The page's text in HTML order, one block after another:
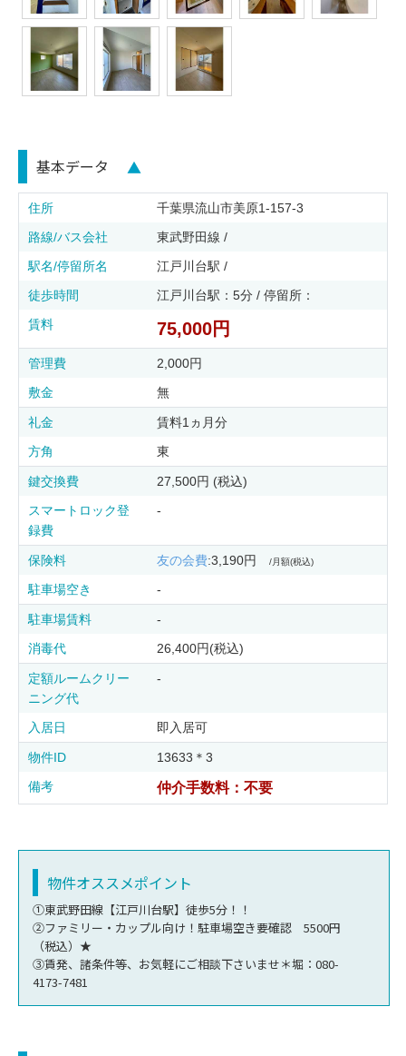
基本データ ▲
住所
千葉県流山市美原1-157-3
路線/バス会社
東武野田線 /
駅名/停留所名
江戸川台駅 /
徒歩時間
江戸川台駅：5分 / 停留所：
賃料
75,000円
管理費
2,000円
敷金
無
礼金
賃料1ヵ月分
方角
東
鍵交換費
27,500円 (税込)
スマートロック登
録費
-
保険料 友の会費:3,190円/月額(税込)
駐車場空き -
駐車場賃料
-
消毒代
26,400円(税込)
定額ルームクリー
ニング代
-
入居日 即入居可
物件ID
13633＊3
備考
仲介手数料：不要
物件オススメポイント
①東武野田線【江戸川台駅】徒歩5分！！
②ファミリー・カップル向け！駐車場空き要確認 5500円
（税込）★
③賃発、諸条件等、お気軽にご相談下さいませ＊堀：080-
4173-7481